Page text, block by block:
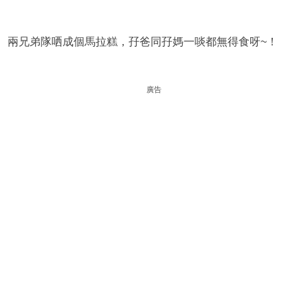
兩兄弟隊哂成個馬拉糕，孖爸同孖媽一啖都無得食呀~！
廣告